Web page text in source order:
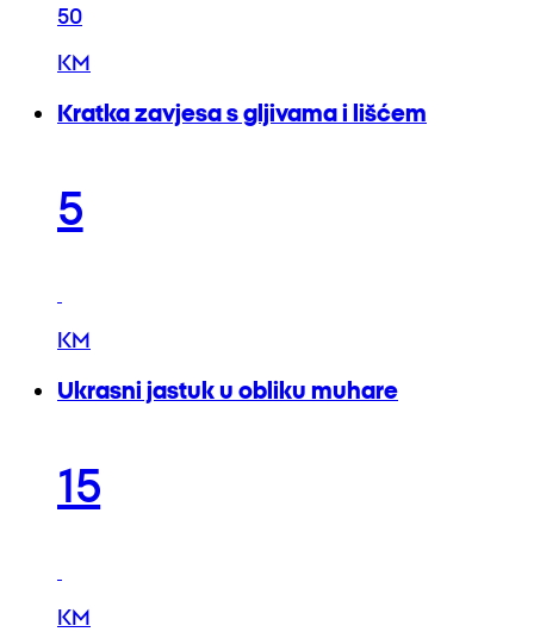
50
KM
Kratka zavjesa s gljivama i lišćem
5
KM
Ukrasni jastuk u obliku muhare
15
KM